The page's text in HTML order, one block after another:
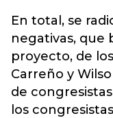
En total, se
negativas, que
proyecto, de
Carreño y
de
los